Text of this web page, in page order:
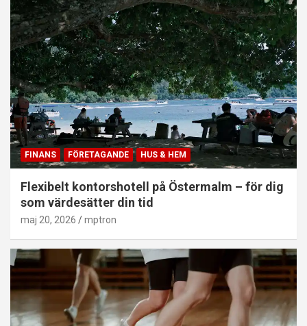
FINANS FÖRETAGANDE HUS & HEM
Flexibelt kontorshotell på Östermalm – för dig
som värdesätter din tid
maj 20, 2026 mptron